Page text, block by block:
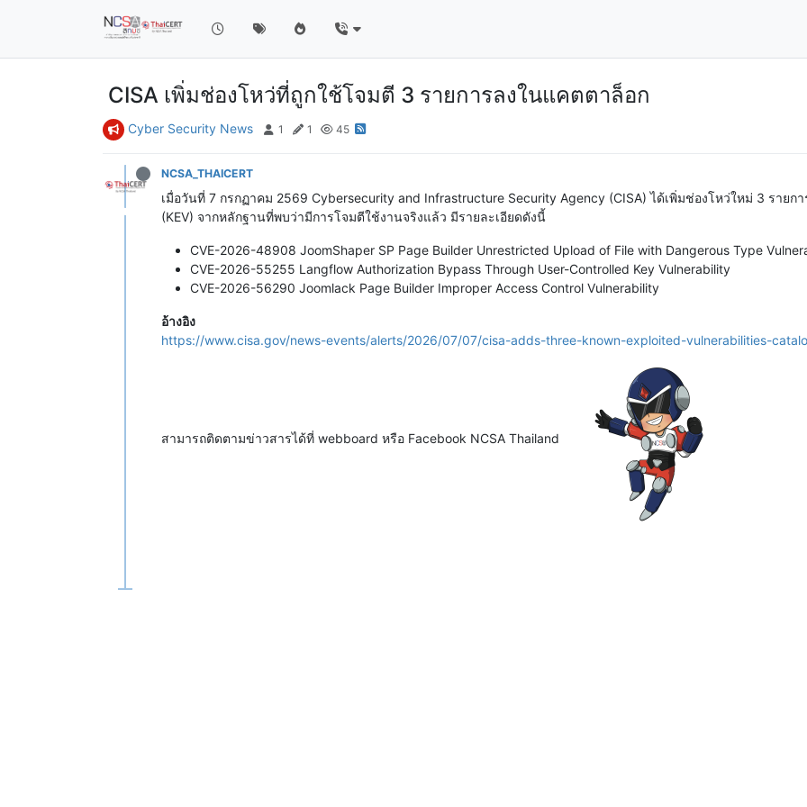
CISA เพิ่มช่องโหว่ที่ถูกใช้โจมตี 3 รายการลงในแคตตาล็อก
Cyber Security News 1 1 45
NCSA_THAICERT
เมื่อวันที่ 7 กรกฏาคม 2569 Cybersecurity and Infrastructure Security Agency (CISA) ได้เพิ่มช่องโหว่ใหม่ 3 รายก
(KEV) จากหลักฐานที่พบว่ามีการโจมตีใช้งานจริงแล้ว มีรายละเอียดดังนี้
CVE-2026-48908 JoomShaper SP Page Builder Unrestricted Upload of File with Dangerous Type
CVE-2026-55255 Langflow Authorization Bypass Through User-Controlled Key Vulnerability
CVE-2026-56290 Joomlack Page Builder Improper Access Control Vulnerability
อ้างอิง
https://www.cisa.gov/news-events/alerts/2026/07/07/cisa-adds-three-known-exploited-vulnerabilities-
สามารถติดตามข่าวสารได้ที่ webboard หรือ Facebook NCSA Thailand